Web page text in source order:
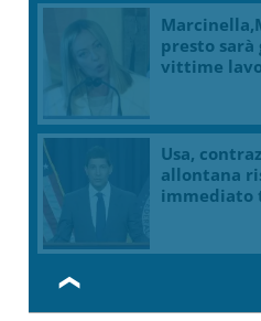
presto
vittime
Usa,
allontana
immediato
❮